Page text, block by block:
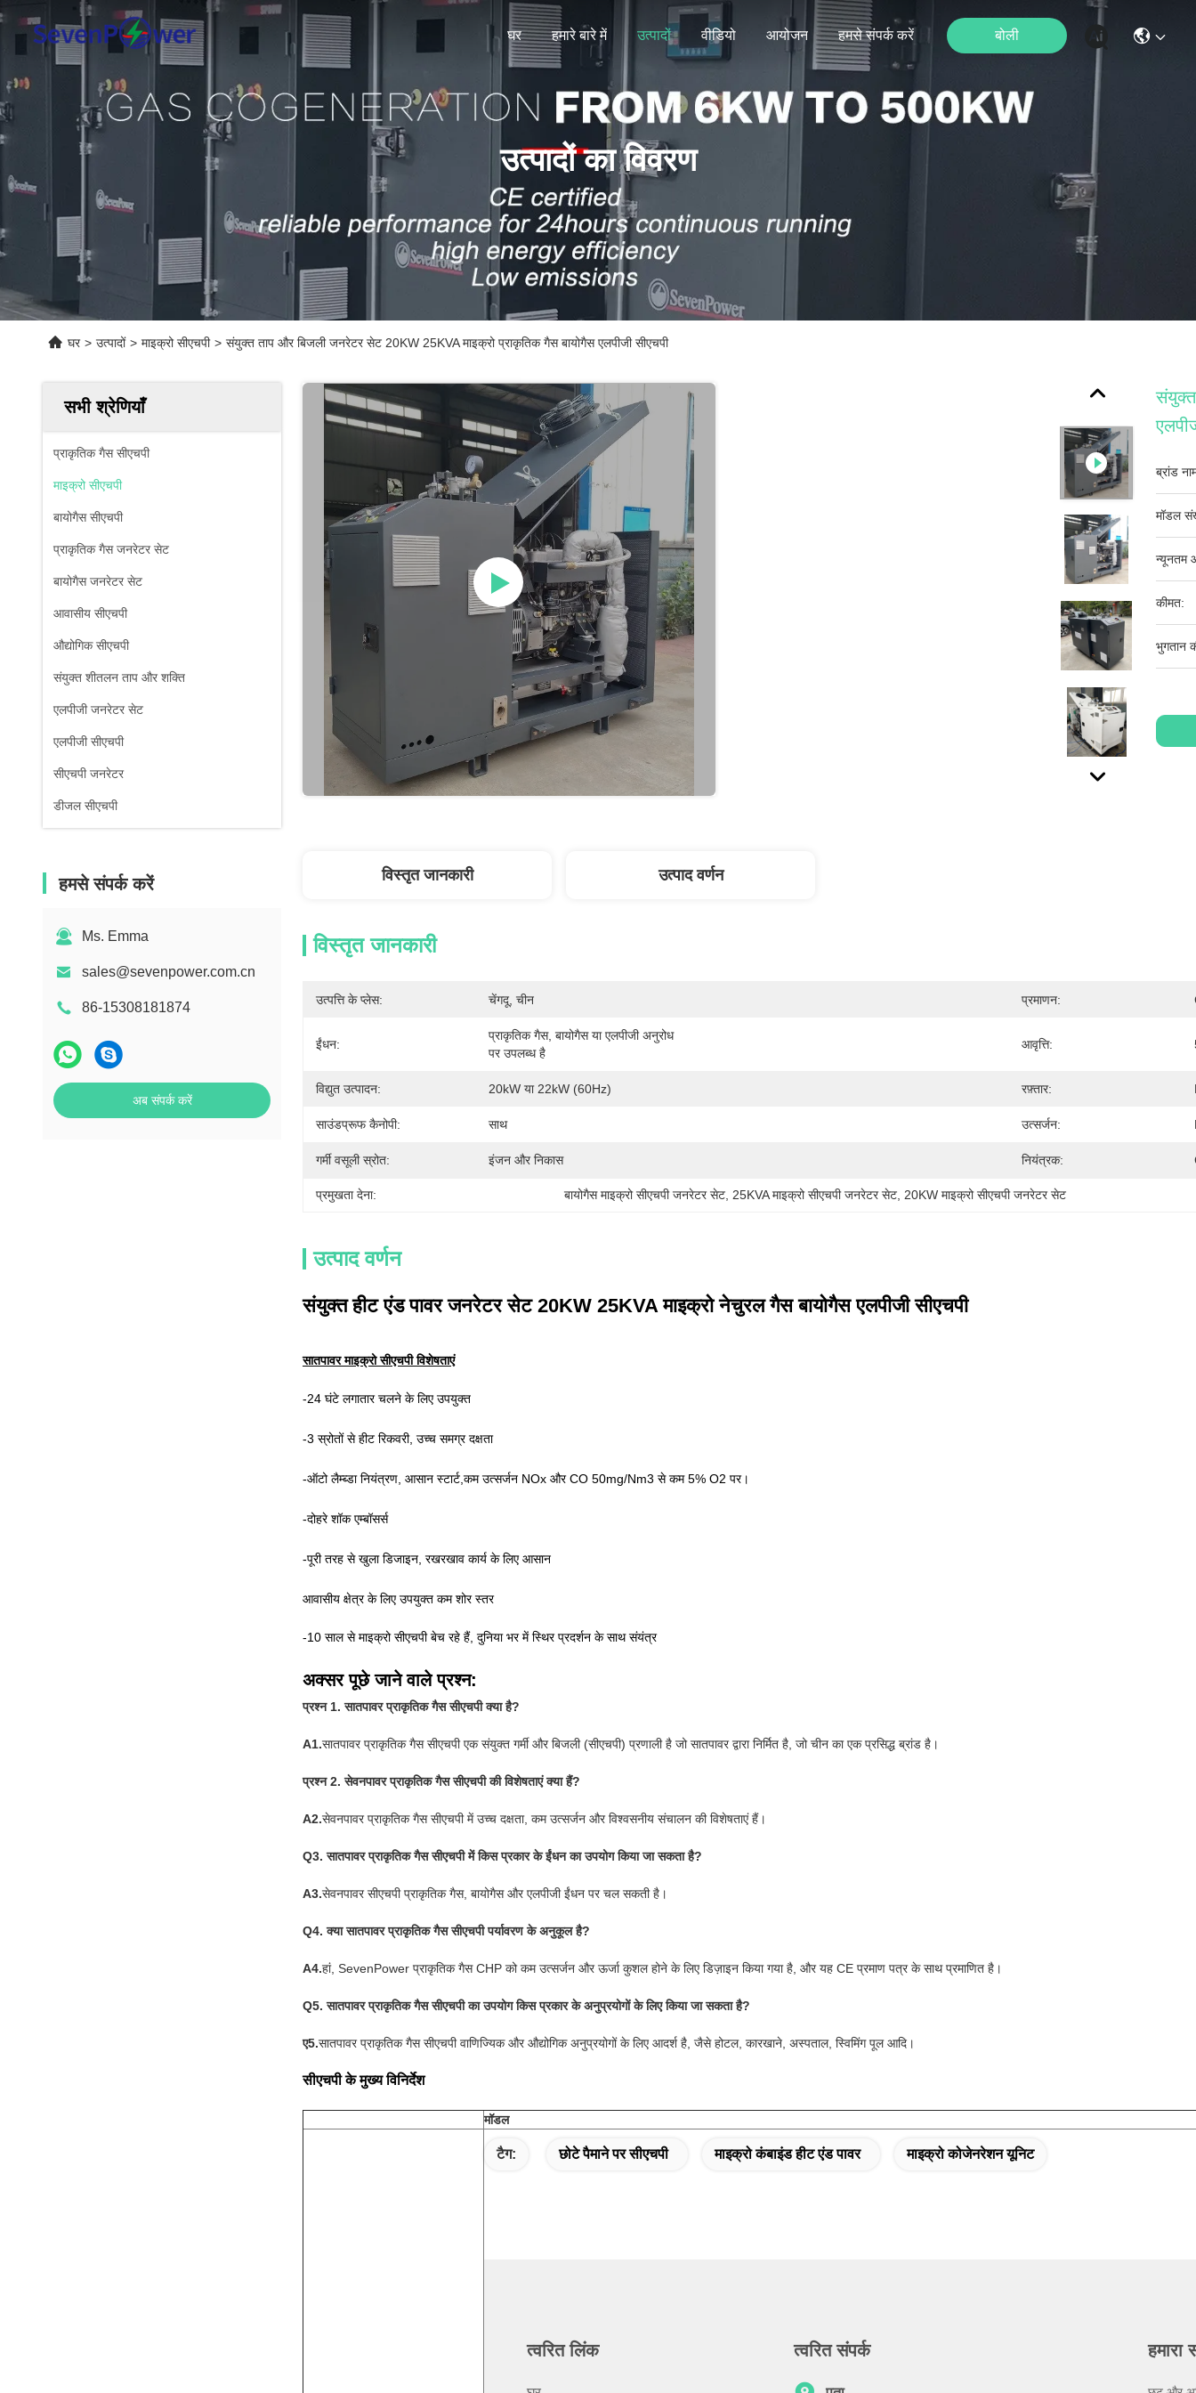
घर हमारे बारे में उत्पादों वीडियो आयोजन हमसे संपर्क करें बोली
उत्पादों का विवरण
घर > उत्पादों > माइक्रो सीएचपी > संयुक्त ताप और बिजली जनरेटर सेट 20KW 25KVA माइक्रो प्राकृतिक गैस बायोगैस एलपीजी सीएचपी
सभी श्रेणियाँ
प्राकृतिक गैस सीएचपी
माइक्रो सीएचपी
बायोगैस सीएचपी
प्राकृतिक गैस जनरेटर सेट
बायोगैस जनरेटर सेट
आवासीय सीएचपी
औद्योगिक सीएचपी
संयुक्त शीतलन ताप और शक्ति
एलपीजी जनरेटर सेट
एलपीजी सीएचपी
सीएचपी जनरेटर
डीजल सीएचपी
हमसे संपर्क करें
Ms. Emma
sales@sevenpower.com.cn
86-15308181874
अब संपर्क करें
ब्रांड
मॉडल
न्यूनतम
कीमत:
भुगतान
विस्तृत जानकारी उत्पाद वर्णन
विस्तृत जानकारी
उत्पत्ति के प्लेस: चेंगदू, चीन प्रमाणन:
ईंधन:
प्राकृतिक गैस, बायोगैस या एलपीजी अनुरोध
पर उपलब्ध है
आवृत्ति:
विद्युत उत्पादन: 20kW या 22kW (60Hz) रफ़्तार:
साउंडप्रूफ कैनोपी: साथ उत्सर्जन:
गर्मी वसूली स्रोत: इंजन और निकास नियंत्रक:
प्रमुखता देना: बायोगैस माइक्रो सीएचपी जनरेटर सेट 25KVA माइक्रो सीएचपी जनरेटर सेट 20KW माइक्रो सीएचपी जनरेटर सेट
उत्पाद वर्णन
संयुक्त हीट एंड पावर जनरेटर सेट 20KW 25KVA माइक्रो नेचुरल गैस बायोगैस एलपीजी सीएचपी
सातपावर माइक्रो सीएचपी विशेषताएं
-24 घंटे लगातार चलने के लिए उपयुक्त
-3 स्रोतों से हीट रिकवरी, उच्च समग्र दक्षता
-ऑटो लैम्ब्डा नियंत्रण, आसान स्टार्ट,कम उत्सर्जन NOx और CO 50mg/Nm3 से कम 5% O2 पर।
-दोहरे शॉक एम्बॉसर्स
-पूरी तरह से खुला डिजाइन, रखरखाव कार्य के लिए आसान
आवासीय क्षेत्र के लिए उपयुक्त कम शोर स्तर
-10 साल से माइक्रो सीएचपी बेच रहे हैं, दुनिया भर में स्थिर प्रदर्शन के साथ संयंत्र
अक्सर पूछे जाने वाले प्रश्न:
प्रश्न 1. सातपावर प्राकृतिक गैस सीएचपी क्या है?
A1.सातपावर प्राकृतिक गैस सीएचपी एक संयुक्त गर्मी और बिजली (सीएचपी) प्रणाली है जो सातपावर द्वारा निर्मित है, जो चीन का एक प्रसिद्ध ब्रांड है।
प्रश्न 2. सेवनपावर प्राकृतिक गैस सीएचपी की विशेषताएं क्या हैं?
A2.सेवनपावर प्राकृतिक गैस सीएचपी में उच्च दक्षता, कम उत्सर्जन और विश्वसनीय संचालन की विशेषताएं हैं।
Q3. सातपावर प्राकृतिक गैस सीएचपी में किस प्रकार के ईंधन का उपयोग किया जा सकता है?
A3.सेवनपावर सीएचपी प्राकृतिक गैस, बायोगैस और एलपीजी ईंधन पर चल सकती है।
Q4. क्या सातपावर प्राकृतिक गैस सीएचपी पर्यावरण के अनुकूल है?
A4.हां, SevenPower प्राकृतिक गैस CHP को कम उत्सर्जन और ऊर्जा कुशल होने के लिए डिज़ाइन किया गया है, और यह CE प्रमाण पत्र के साथ प्रमाणित है।
Q5. सातपावर प्राकृतिक गैस सीएचपी का उपयोग किस प्रकार के अनुप्रयोगों के लिए किया जा सकता है?
ए5.सातपावर प्राकृतिक गैस सीएचपी वाणिज्यिक और औद्योगिक अनुप्रयोगों के लिए आदर्श है, जैसे होटल, कारखाने, अस्पताल, स्विमिंग पूल आदि।
सीएचपी के मुख्य विनिर्देश
मॉडल
टैग: छोटे पैमाने पर सीएचपी माइक्रो कंबाइंड हीट एंड पावर माइक्रो कोजेनरेशन यूनिट
त्वरित लिंक त्वरित संपर्क हमारा